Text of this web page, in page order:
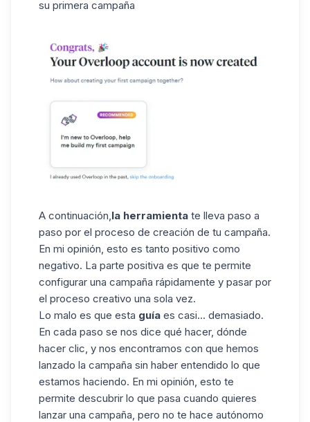
su primera campaña
A continuación,la herramienta te lleva paso a
paso por el proceso de creación de tu campaña.
En mi opinión, esto es tanto positivo como
negativo. La parte positiva es que te permite
configurar una campaña rápidamente y pasar por
el proceso creativo una sola vez.
Lo malo es que esta guía es casi... demasiado.
En cada paso se nos dice qué hacer, dónde
hacer clic, y nos encontramos con que hemos
lanzado la campaña sin haber entendido lo que
estamos haciendo. En mi opinión, esto te
permite descubrir lo que pasa cuando quieres
lanzar una campaña, pero no te hace autónomo